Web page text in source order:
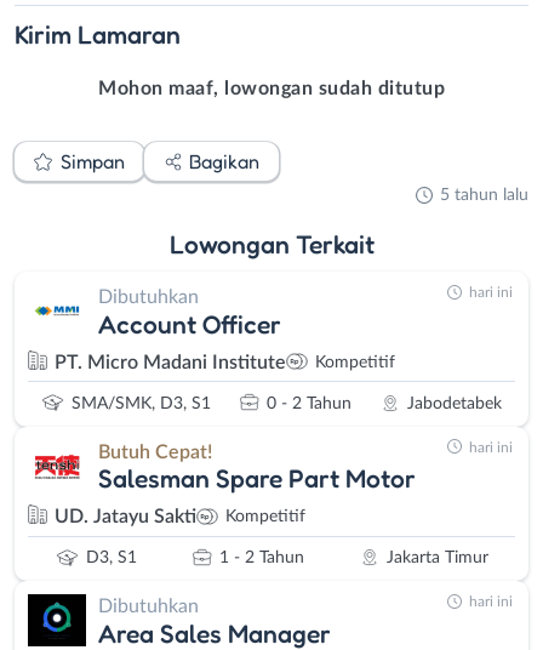
Kirim Lamaran
Mohon maaf, lowongan sudah ditutup
Simpan Bagikan
5 tahun lalu
Lowongan Terkait
Dibutuhkan
Account Officer
PT. Micro Madani Institute Kompetitif
SMA/SMK, D3, S1 0 - 2 Tahun Jabodetabek
hari ini
Butuh Cepat!
Salesman Spare Part Motor
UD. Jatayu Sakti Kompetitif
D3, S1 1 - 2 Tahun Jakarta Timur
hari ini
Dibutuhkan
Area Sales Manager
hari ini